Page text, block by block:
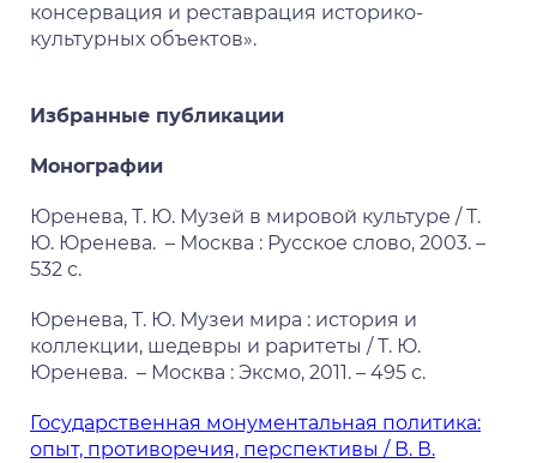
консервация и реставрация историко-
культурных объектов».
Избранные публикации
Монографии
Юренева, Т. Ю. Музей в мировой культуре / Т.
Ю. Юренева. – Москва : Русское слово, 2003. –
532 с.
Юренева, Т. Ю. Музеи мира : история и
коллекции, шедевры и раритеты / Т. Ю.
Юренева. – Москва : Эксмо, 2011. – 495 с.
Государственная монументальная политика:
опыт, противоречия, перспективы / В. В.